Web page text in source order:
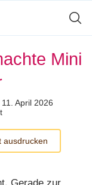
Mini
11. April 2026
ausdrucken